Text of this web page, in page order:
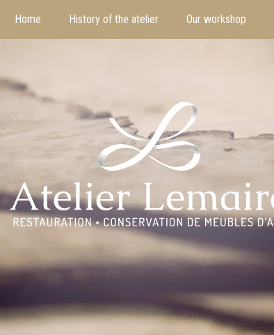
Home History of the atelier Our workshop